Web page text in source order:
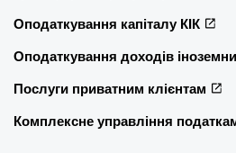
Оподаткування капіталу КІК
Оподаткування доходів
Послуги приватним клієнтам
Комплексне управління